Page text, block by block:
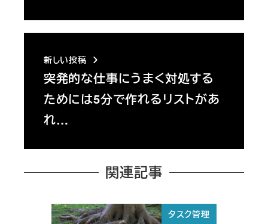
新しい投稿
突発的な仕事にうまく対処する
ためには5分で作れるリストがあ
れ…
関連記事
タスク管理